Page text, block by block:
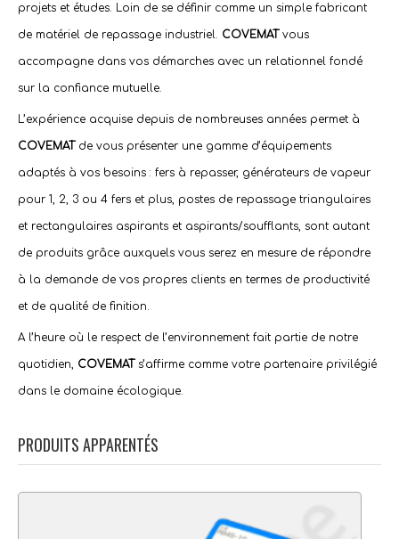
projets et études. Loin de se définir comme un simple fabricant
de matériel de repassage industriel. COVEMAT vous
accompagne dans vos démarches avec un relationnel fondé
sur la confiance mutuelle.
L’expérience acquise depuis de nombreuses années permet à
COVEMATde vous présenter une gamme d’équipements
adaptés à vos besoins : fers à repasser, générateurs de vapeur
pour 1, 2, 3 ou 4 fers et plus, postes de repassage triangulaires
et rectangulaires aspirants et aspirants/soufflants, sont autant
de produits grâce auxquels vous serez en mesure de répondre
à la demande de vos propres clients en termes de productivité
et de qualité de finition.
A l’heure où le respect de l’environnement fait partie de notre
quotidien, COVEMATs’affirme comme votre partenaire privilégié
dans le domaine écologique.
PRODUITS APPARENTÉS